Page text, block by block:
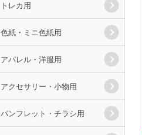
トレカ用
色紙・ミニ色紙用
アパレル・洋服用
アクセサリー・小物用
パンフレット・チラシ用